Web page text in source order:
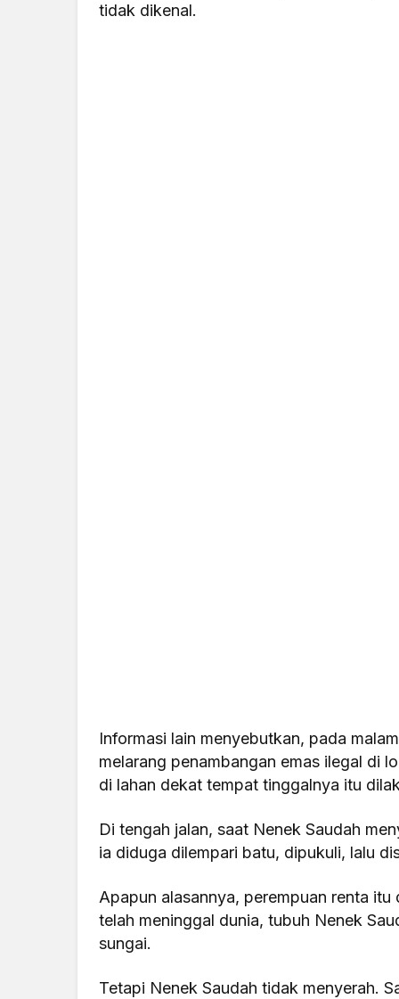
tidak dikenal.
Informasi lain menyebutkan, pada
melarang penambangan emas ilegal di
di lahan dekat tempat tinggalnya itu
Di tengah jalan, saat Nenek Saudah
ia diduga dilempari batu, dipukuli, lalu
Apapun alasannya, perempuan renta
telah meninggal dunia, tubuh Nenek
sungai.
Tetapi Nenek Saudah tidak menyerah.